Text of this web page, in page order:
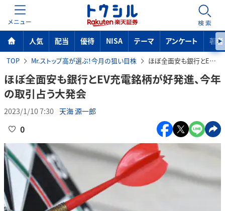
MENU 検索
人気 配当 優待 NISA テーマ アンケート 著者
TOP Mr.ストップ高が選ぶ！今月の狙い目株 ほぼ全面安も銀行とEV充電銘柄が好発進、今年の取引占う大発会
ほぼ全面安も銀行とEV充電銘柄が好発進、今年
の取引占う大発会
2023/1/10 7:30 天海 源一郎
0